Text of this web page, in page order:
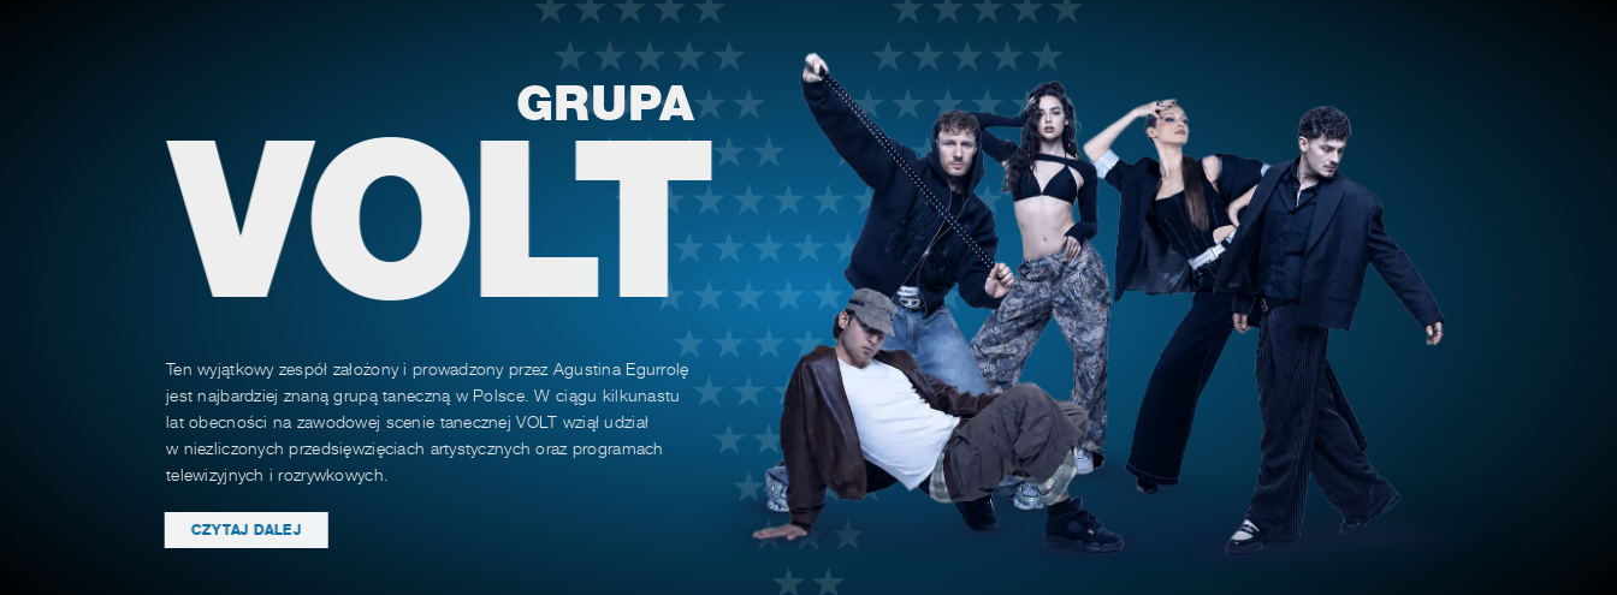
GRUPA
VOLT
Ten wyjątkowy zespół założony i prowadzony przez Agustina Egurrolę
jest najbardziej znaną grupą taneczną w Polsce. W ciągu kilkunastu
lat obecności na zawodowej scenie tanecznej VOLT wziął udział
w niezliczonych przedsięwzięciach artystycznych oraz programach
telewizyjnych i rozrywkowych.
CZYTAJ DALEJ